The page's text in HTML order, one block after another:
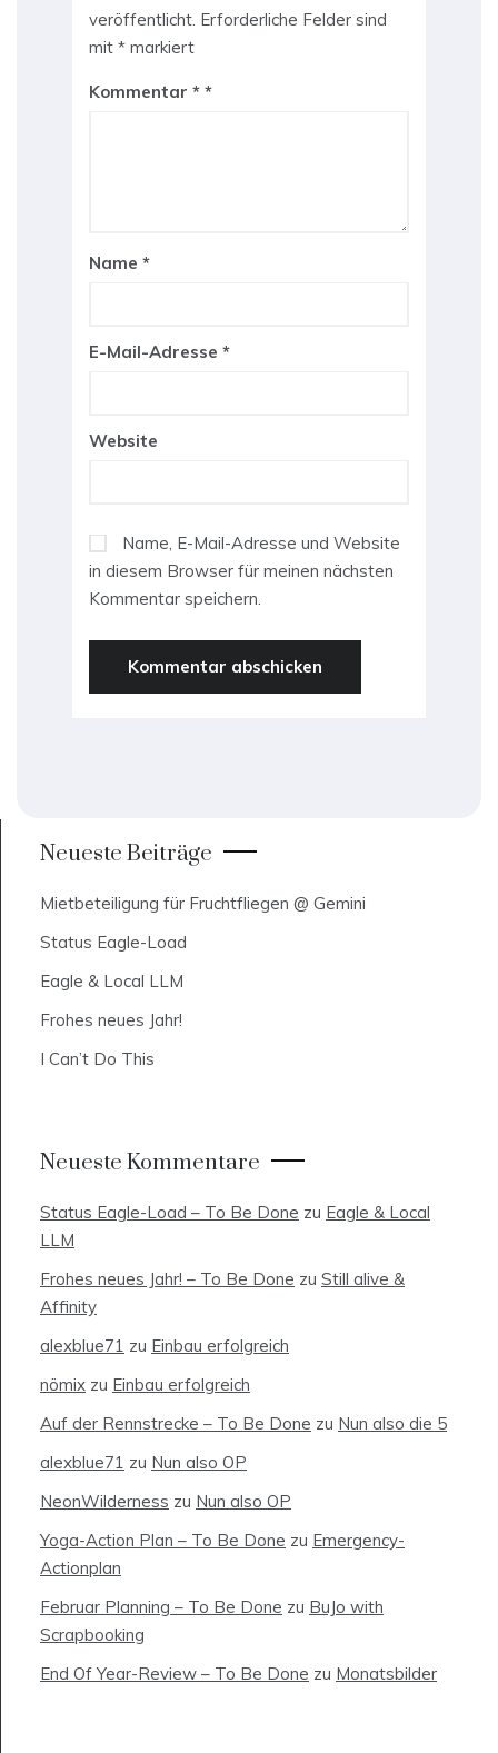
veröffentlicht. Erforderliche Felder sind
mit * markiert
Kommentar *
Name *
E-Mail-Adresse *
Website
Name, E-Mail-Adresse und Website
in diesem Browser für meinen nächsten
Kommentar speichern.
Neueste Beiträge
Mietbeteiligung für Fruchtfliegen @ Gemini
Status Eagle-Load
Eagle & Local LLM
Frohes neues Jahr!
I Can’t Do This
Neueste Kommentare
Status Eagle-Load – To Be Done zu Eagle & Local
LLM
Frohes neues Jahr! – To Be Done zu Still alive &
Affinity
alexblue71 zu Einbau erfolgreich
nömix zu Einbau erfolgreich
Auf der Rennstrecke – To Be Done zu Nun also die 5
alexblue71 zu Nun also OP
NeonWilderness zu Nun also OP
Yoga-Action Plan – To Be Done zu Emergency-
Actionplan
Februar Planning – To Be Done zu BuJo with
Scrapbooking
End Of Year-Review – To Be Done zu Monatsbilder